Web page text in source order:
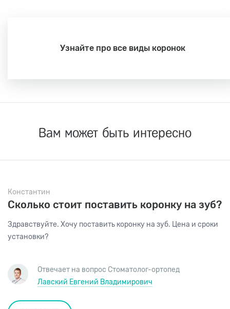
Узнайте про все виды коронок
Вам может быть интересно
Константин
Сколько стоит поставить коронку на зуб?
Здравствуйте. Хочу поставить коронку на зуб. Цена и сроки
установки?
Отвечает на вопрос Стоматолог-ортопед
Лавский Евгений Владимирович